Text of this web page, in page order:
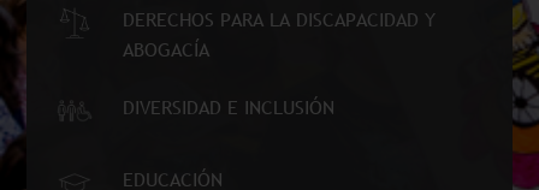
DERECHOS PARA LA DISCAPACIDAD Y
ABOGACÍA
DIVERSIDAD E INCLUSIÓN
EDUCACIÓN